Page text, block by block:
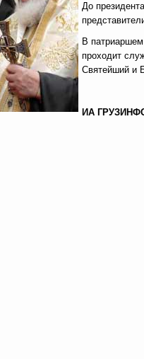
До
В
проходит
Святейший и
ИА